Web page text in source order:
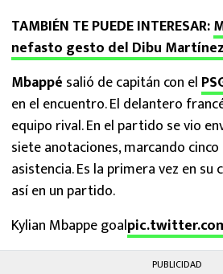
TAMBIÉN TE PUEDE INTERESAR:
nefasto gesto del Dibu Martínez
Mbappé salió de capitán con el
en el encuentro. El delantero
equipo rival. En el partido se vio
siete anotaciones, marcando
asistencia. Es la primera vez en
así en un partido.
Kylian Mbappe goal
PUBLICIDAD